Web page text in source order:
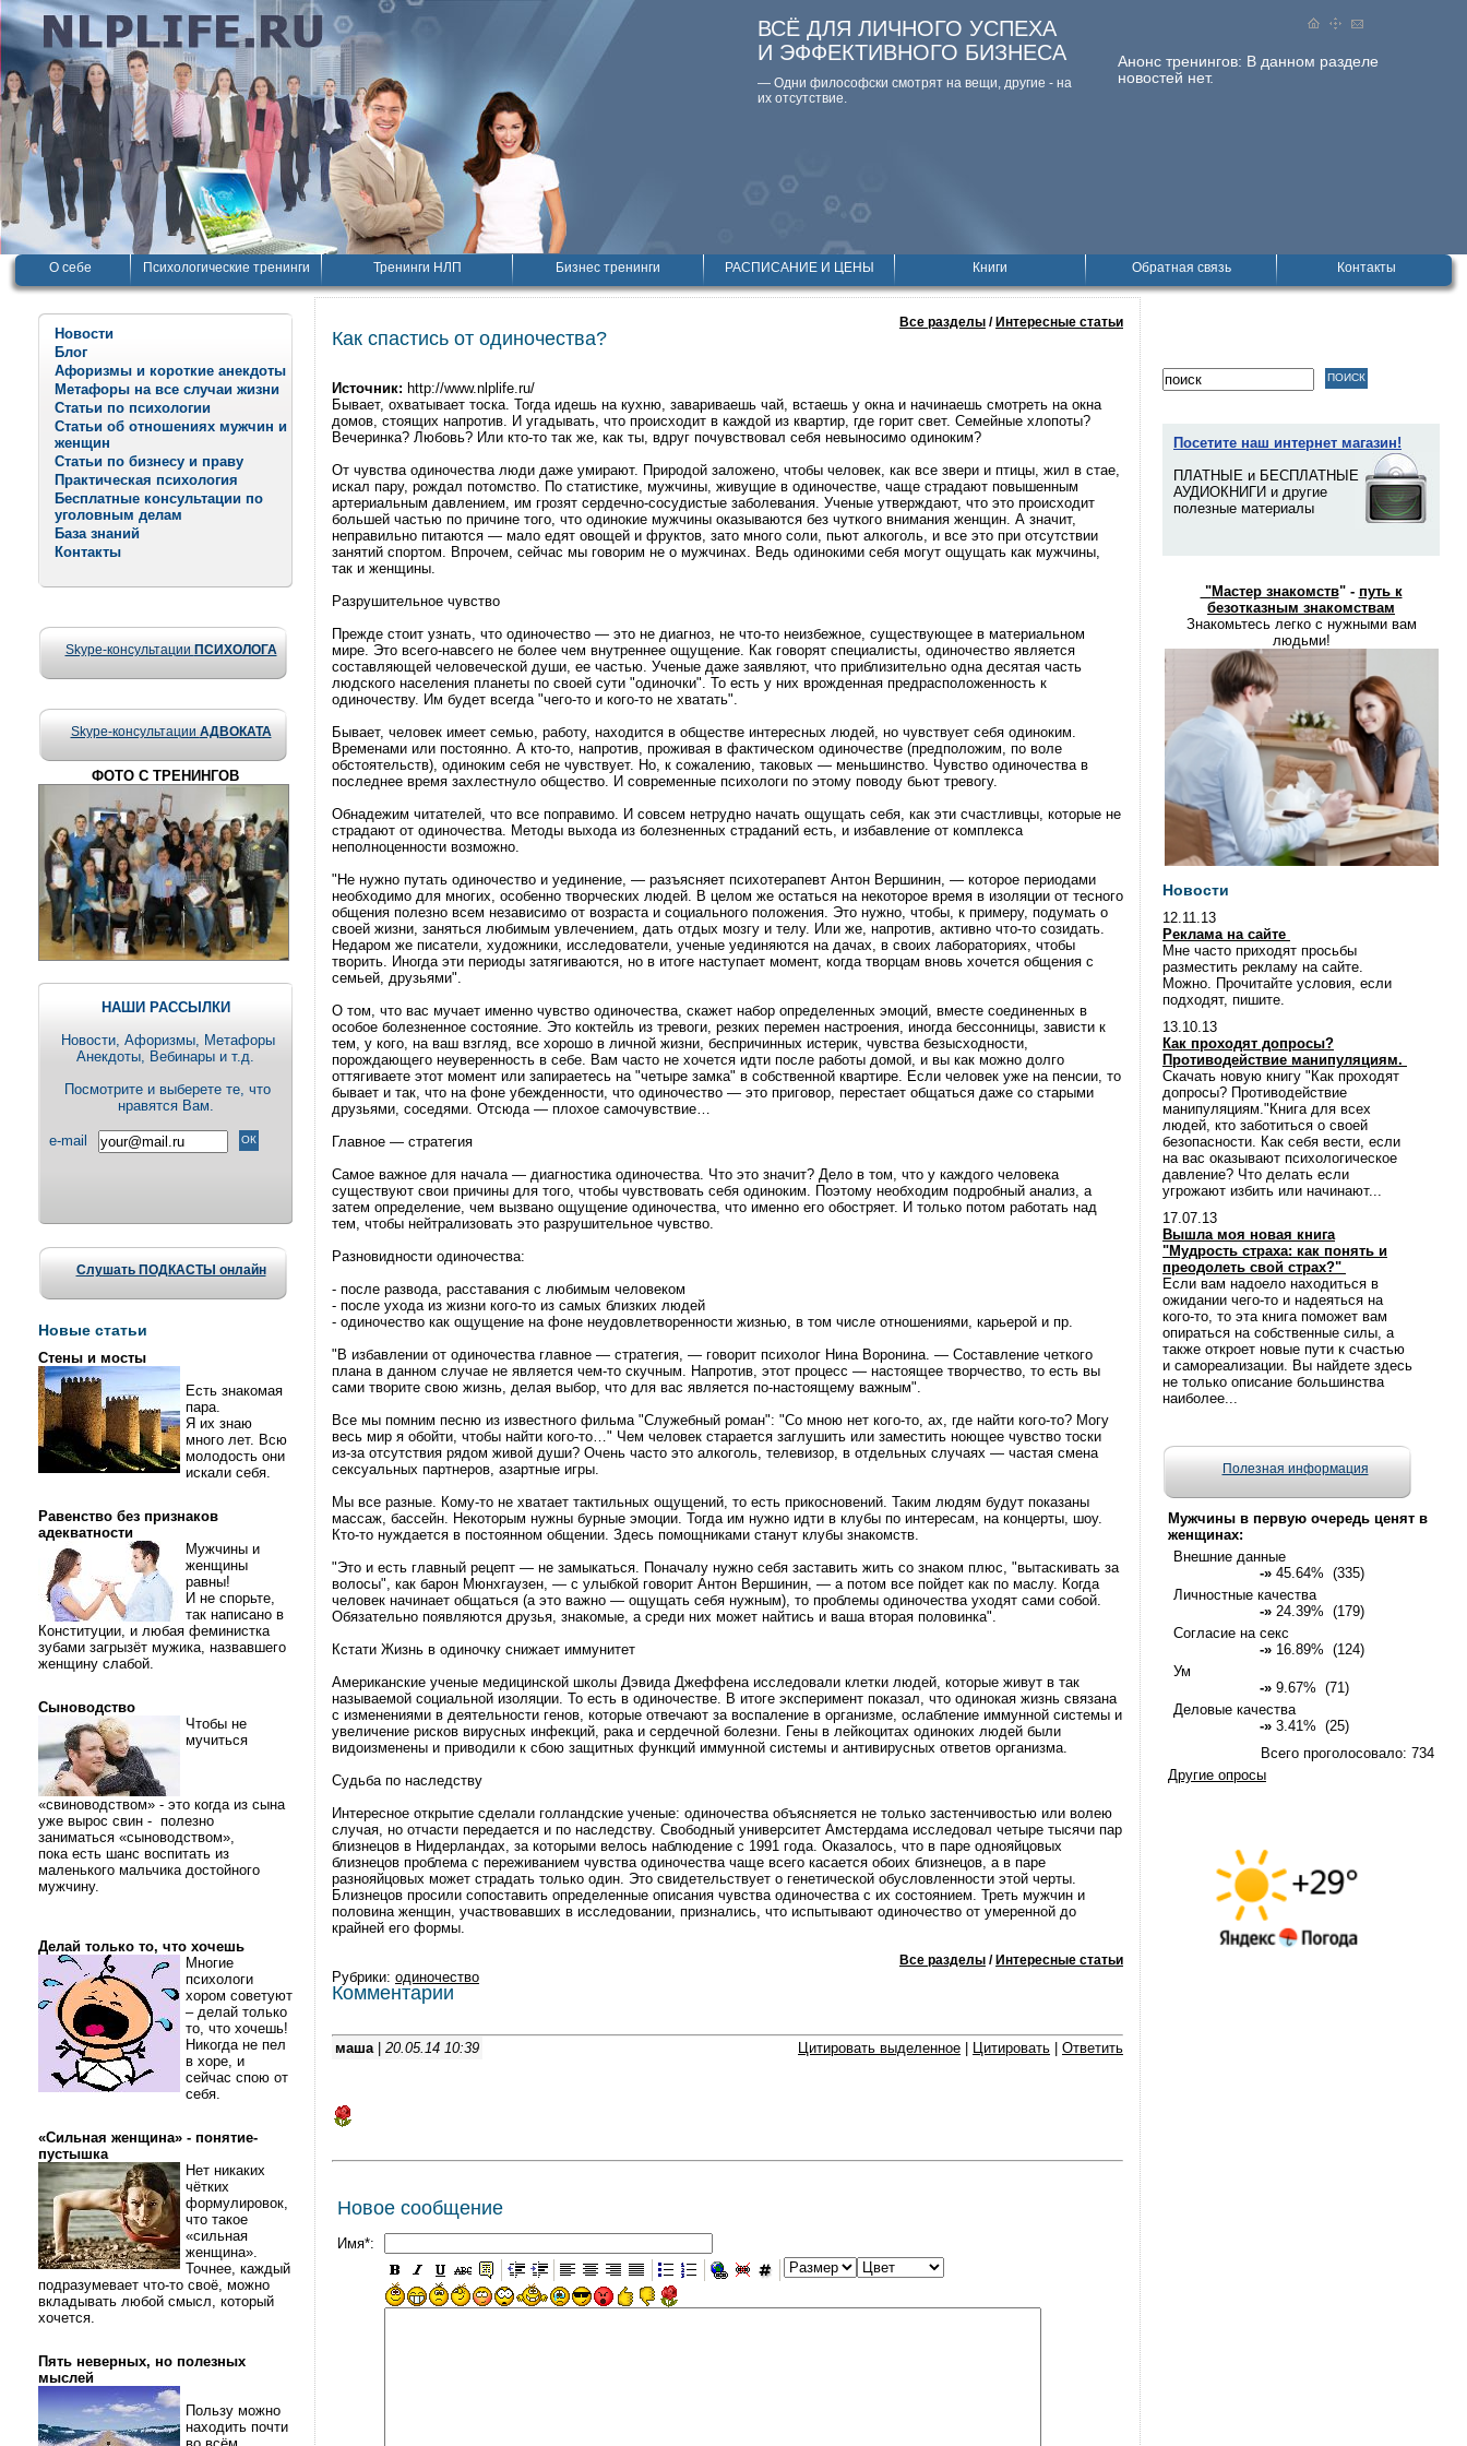
Анонс тренингов: В данном разделе
новостей нет.
ВСЁ ДЛЯ ЛИЧНОГО УСПЕХА
И ЭФФЕКТИВНОГО БИЗНЕСА
— Одни философски смотpят на вещи, дpугие - на
их отсутствие.
О себе Психологические тренинги Тренинги НЛП Бизнес тренинги РАСПИСАНИЕ И ЦЕНЫ Книги Обратная связь Контакты
Новости
Блог
Афоризмы и короткие анекдоты
Метафоры на все случаи жизни
Статьи по психологии
Статьи об отношениях мужчин и
женщин
Статьи по бизнесу и праву
Практическая психология
Бесплатные консультации по
уголовным делам
База знаний
Контакты
Skype-консультации ПСИХОЛОГА
Skype-консультации АДВОКАТА
ФОТО С ТРЕНИНГОВ
НАШИ РАССЫЛКИ
Новости, Aфоризмы, Метафоры
Анекдоты, Вебинары и т.д.
Посмотрите и выберете те, что
нравятся Вам.
e-mail
Слушать ПОДКАСТЫ онлайн
Новые статьи
Стены и мосты
Есть знакомая
пара.
Я их знаю
много лет. Всю
молодость они
искали себя.
Равенство без признаков
адекватности
Мужчины и
женщины
равны!
И не спорьте,
так написано в
Конституции, и любая феминистка
зубами загрызёт мужика, назвавшего
женщину слабой.
Сыноводство
Чтобы не
мучиться
«свиноводством» - это когда из сына
уже вырос свин - полезно
заниматься «сыноводством»,
пока есть шанс воспитать из
маленького мальчика достойного
мужчину.
Делай только то, что хочешь
Многие
психологи
хором советуют
– делай только
то, что хочешь!
Никогда не пел
в хоре, и
сейчас спою от
себя.
«Сильная женщина» - понятие-
пустышка
Нет никаких
чётких
формулировок,
что такое
«сильная
женщина».
Точнее, каждый
подразумевает что-то своё, можно
вкладывать любой смысл, который
хочется.
Пять неверных, но полезных
мыслей
Пользу можно
находить почти
Все разделы / Интересные статьи
Как спастись от одиночества?
Источник: http://www.nlplife.ru/
Бывает, охватывает тоска. Тогда идешь на кухню, завариваешь чай, встаешь у окна и начинаешь смотреть на окна
домов, стоящих напротив. И угадывать, что происходит в каждой из квартир, где горит свет. Семейные хлопоты?
Вечеринка? Любовь? Или кто-то так же, как ты, вдруг почувствовал себя невыносимо одиноким?
От чувства одиночества люди даже умирают. Природой заложено, чтобы человек, как все звери и птицы, жил в стае,
искал пару, рождал потомство. По статистике, мужчины, живущие в одиночестве, чаще страдают повышенным
артериальным давлением, им грозят сердечно-сосудистые заболевания. Ученые утверждают, что это происходит
большей частью по причине того, что одинокие мужчины оказываются без чуткого внимания женщин. А значит,
неправильно питаются — мало едят овощей и фруктов, зато много соли, пьют алкоголь, и все это при отсутствии
занятий спортом. Впрочем, сейчас мы говорим не о мужчинах. Ведь одинокими себя могут ощущать как мужчины,
так и женщины.
Разрушительное чувство
Прежде стоит узнать, что одиночество — это не диагноз, не что-то неизбежное, существующее в материальном
мире. Это всего-навсего не более чем внутреннее ощущение. Как говорят специалисты, одиночество является
составляющей человеческой души, ее частью. Ученые даже заявляют, что приблизительно одна десятая часть
людского населения планеты по своей сути "одиночки". То есть у них врожденная предрасположенность к
одиночеству. Им будет всегда "чего-то и кого-то не хватать".
Бывает, человек имеет семью, работу, находится в обществе интересных людей, но чувствует себя одиноким.
Временами или постоянно. А кто-то, напротив, проживая в фактическом одиночестве (предположим, по воле
обстоятельств), одиноким себя не чувствует. Но, к сожалению, таковых — меньшинство. Чувство одиночества в
последнее время захлестнуло общество. И современные психологи по этому поводу бьют тревогу.
Обнадежим читателей, что все поправимо. И совсем нетрудно начать ощущать себя, как эти счастливцы, которые не
страдают от одиночества. Методы выхода из болезненных страданий есть, и избавление от комплекса
неполноценности возможно.
"Не нужно путать одиночество и уединение, — разъясняет психотерапевт Антон Вершинин, — которое периодами
необходимо для многих, особенно творческих людей. В целом же остаться на некоторое время в изоляции от тесного
общения полезно всем независимо от возраста и социального положения. Это нужно, чтобы, к примеру, подумать о
своей жизни, заняться любимым увлечением, дать отдых мозгу и телу. Или же, напротив, активно что-то созидать.
Недаром же писатели, художники, исследователи, ученые уединяются на дачах, в своих лабораториях, чтобы
творить. Иногда эти периоды затягиваются, но в итоге наступает момент, когда творцам вновь хочется общения с
семьей, друзьями".
О том, что вас мучает именно чувство одиночества, скажет набор определенных эмоций, вместе соединенных в
особое болезненное состояние. Это коктейль из тревоги, резких перемен настроения, иногда бессонницы, зависти к
тем, у кого, на ваш взгляд, все хорошо в личной жизни, беспричинных истерик, чувства безысходности,
порождающего неуверенность в себе. Вам часто не хочется идти после работы домой, и вы как можно долго
оттягиваете этот момент или запираетесь на "четыре замка" в собственной квартире. Если человек уже на пенсии, то
бывает и так, что на фоне убежденности, что одиночество — это приговор, перестает общаться даже со старыми
друзьями, соседями. Отсюда — плохое самочувствие…
Главное — стратегия
Самое важное для начала — диагностика одиночества. Что это значит? Дело в том, что у каждого человека
существуют свои причины для того, чтобы чувствовать себя одиноким. Поэтому необходим подробный анализ, а
затем определение, чем вызвано ощущение одиночества, что именно его обостряет. И только потом работать над
тем, чтобы нейтрализовать это разрушительное чувство.
Разновидности одиночества:
- после развода, расставания с любимым человеком
- после ухода из жизни кого-то из самых близких людей
- одиночество как ощущение на фоне неудовлетворенности жизнью, в том числе отношениями, карьерой и пр.
"В избавлении от одиночества главное — стратегия, — говорит психолог Нина Воронина. — Составление четкого
плана в данном случае не является чем-то скучным. Напротив, этот процесс — настоящее творчество, то есть вы
сами творите свою жизнь, делая выбор, что для вас является по-настоящему важным".
Все мы помним песню из известного фильма "Служебный роман": "Со мною нет кого-то, ах, где найти кого-то? Могу
весь мир я обойти, чтобы найти кого-то…" Чем человек старается заглушить или заместить ноющее чувство тоски
из-за отсутствия рядом живой души? Очень часто это алкоголь, телевизор, в отдельных случаях — частая смена
сексуальных партнеров, азартные игры.
Мы все разные. Кому-то не хватает тактильных ощущений, то есть прикосновений. Таким людям будут показаны
массаж, бассейн. Некоторым нужны бурные эмоции. Тогда им нужно идти в клубы по интересам, на концерты, шоу.
Кто-то нуждается в постоянном общении. Здесь помощниками станут клубы знакомств.
"Это и есть главный рецепт — не замыкаться. Поначалу нужно себя заставить жить со знаком плюс, "вытаскивать за
волосы", как барон Мюнхгаузен, — с улыбкой говорит Антон Вершинин, — а потом все пойдет как по маслу. Когда
человек начинает общаться (а это важно — ощущать себя нужным), то проблемы одиночества уходят сами собой.
Обязательно появляются друзья, знакомые, а среди них может найтись и ваша вторая половинка".
Кстати Жизнь в одиночку снижает иммунитет
Американские ученые медицинской школы Дэвида Джеффена исследовали клетки людей, которые живут в так
называемой социальной изоляции. То есть в одиночестве. В итоге эксперимент показал, что одинокая жизнь связана
с изменениями в деятельности генов, которые отвечают за воспаление в организме, ослабление иммунной системы и
увеличение рисков вирусных инфекций, рака и сердечной болезни. Гены в лейкоцитах одиноких людей были
видоизменены и приводили к сбою защитных функций иммунной системы и антивирусных ответов организма.
Судьба по наследству
Интересное открытие сделали голландские ученые: одиночества объясняется не только застенчивостью или волею
случая, но отчасти передается и по наследству. Свободный университет Амстердама исследовал четыре тысячи пар
близнецов в Нидерландах, за которыми велось наблюдение с 1991 года. Оказалось, что в паре однояйцовых
близнецов проблема с переживанием чувства одиночества чаще всего касается обоих близнецов, а в паре
разнояйцовых может страдать только один. Это свидетельствует о генетической обусловленности этой черты.
Близнецов просили сопоставить определенные описания чувства одиночества с их состоянием. Треть мужчин и
половина женщин, участвовавших в исследовании, признались, что испытывают одиночество от умеренной до
крайней его формы.
Все разделы / Интересные статьи
Рубрики: одиночество
Комментарии
маша 20.05.14 10:39 Цитировать выделенное Цитировать Ответить
Новое сообщение
Имя*:
Посетите наш интернет магазин!
ПЛАТНЫЕ и БЕСПЛАТНЫЕ
АУДИОКНИГИ и другие
полезные материалы
"Мастер знакомств" - путь к
безотказным знакомствам
Знакомьтесь легко с нужными вам
людьми!
Новости
12.11.13
Реклама на сайте
Мне часто приходят просьбы
разместить рекламу на сайте.
Можно. Прочитайте условия, если
подходят, пишите.
13.10.13
Как проходят допросы?
Противодействие манипуляциям.
Скачать новую книгу "Как проходят
допросы? Противодействие
манипуляциям."Книга для всех
людей, кто заботиться о своей
безопасности. Как себя вести, если
на вас оказывают психологическое
давление? Что делать если
угрожают избить или начинают...
17.07.13
Вышла моя новая книга
"Мудрость страха: как понять и
преодолеть свой страх?"
Если вам надоело находиться в
ожидании чего-то и надеяться на
кого-то, то эта книга поможет вам
опираться на собственные силы, а
также откроет новые пути к счастью
и самореализации. Вы найдете здесь
не только описание большинства
наиболее...
Полезная информация
Мужчины в первую очередь ценят в
женщинах:
Внешние данные
-» 45.64% (335)
Личностные качества
-» 24.39% (179)
Согласие на секс
-» 16.89% (124)
Ум
-» 9.67% (71)
Деловые качества
-» 3.41% (25)
Всего проголосовало: 734
Другие опросы